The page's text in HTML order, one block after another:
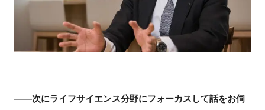
――次にライフサイエンス分野にフォーカスして話をお伺